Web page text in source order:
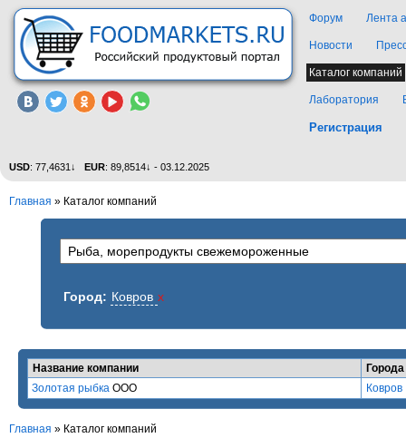
Форум Лента
Новости
Каталог компаний
Лаборатория
Регистрация
USD: 77,4631↓ EUR: 89,8514↓ - 03.12.2025
Главная » Каталог компаний
Город: Ковров x
Название компании
Города
Золотая рыбка ООО Ковров
Главная » Каталог компаний